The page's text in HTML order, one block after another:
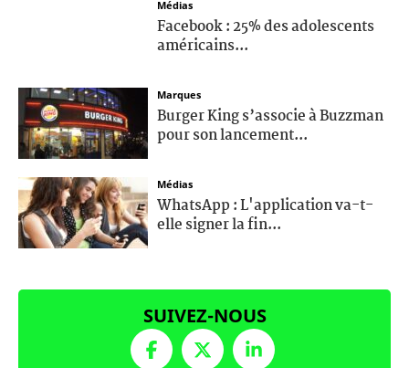
Médias
Facebook : 25% des adolescents
américains...
Marques
Burger King s’associe à Buzzman
pour son lancement...
Médias
WhatsApp : L'application va-t-
elle signer la fin...
SUIVEZ-NOUS